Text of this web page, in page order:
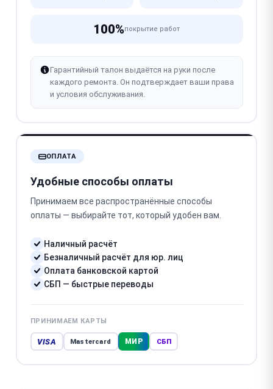
100%покрытие работ
Гарантийный талон выдаётся на руки после
каждого ремонта. Он подтверждает ваши права
и условия обслуживания.
ОПЛАТА
Удобные способы оплаты
Принимаем все распространённые способы
оплаты — выбирайте тот, который удобен вам.
Наличный расчёт
Безналичный расчёт для юр. лиц
Оплата банковской картой
СБП — быстрые переводы
ПРИНИМАЕМ КАРТЫ
VISA Mastercard МИР СБП